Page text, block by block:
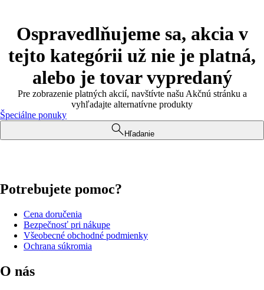
Ospravedlňujeme sa, akcia v
tejto kategórii už nie je platná,
alebo je tovar vypredaný
Pre zobrazenie platných akcií, navštívte našu Akčnú stránku a
vyhľadajte alternatívne produkty
Špeciálne ponuky
Hľadanie
Potrebujete pomoc?
Cena doručenia
Bezpečnosť pri nákupe
Všeobecné obchodné podmienky
Ochrana súkromia
O nás